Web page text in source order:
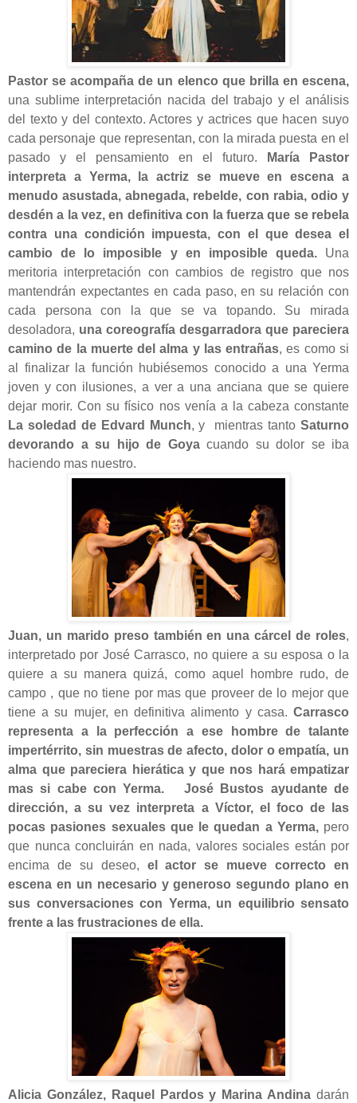
Pastor se acompaña de un elenco que brilla en escena,
una sublime interpretación nacida del trabajo y el análisis
del texto y del contexto. Actores y actrices que hacen suyo
cada personaje que representan, con la mirada puesta en el
pasado y el pensamiento en el futuro.
María Pastor
interpreta a Yerma, la actriz se mueve en escena a
menudo asustada, abnegada, rebelde, con rabia, odio y
desdén a la vez, en definitiva con la fuerza que se rebela
contra una condición impuesta, con el que desea el
cambio de lo imposible y en imposible queda.Una
meritoria interpretación con cambios de registro que nos
mantendrán expectantes en cada paso, en su relación con
cada persona con la que se va topando. Su mirada
desoladora, una coreografía desgarradora que pareciera
camino de la muerte del alma y las entrañas, es como si
al finalizar la función hubiésemos conocido a una Yerma
joven y con ilusiones, a ver a una anciana que se quiere
dejar morir. Con su físico nos venía a la cabeza constante
La soledad de Edvard Munch, y mientras tantoSaturno
devorando a su hijo de Goyacuando su dolor se iba
haciendo mas nuestro.
Juan, un marido preso también en unacárcel de roles,
interpretado por José Carrasco, no quiere a su esposa o la
quiere a su manera quizá, como aquel hombre rudo, de
campo , que no tiene por mas que proveer de lo mejor que
tiene a su mujer, en definitiva alimento y casa. Carrasco
representa a la perfección a ese hombre de talante
impertérrito, sin muestras de afecto, dolor o empatía, un
alma que pareciera hierática y que nos hará empatizar
mas si cabe con Yerma.
José Bustos ayudante de
dirección, a su vez interpreta a Víctor, el foco de las
pocas pasiones sexuales que le quedan a Yerma,pero
que nunca concluirán en nada, valores sociales están por
encima de su deseo, el actor se mueve correcto en
escena en un necesario y generoso segundo plano en
sus conversaciones con Yerma, un equilibrio sensato
frente a las frustraciones de ella.
Alicia González, Raquel Pardos y Marina Andina darán